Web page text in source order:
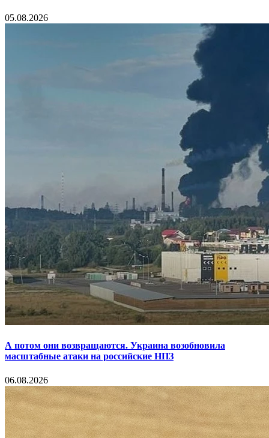
05.08.2026
А потом они возвращаются. Украина возобновила
масштабные атаки на российские НПЗ
06.08.2026